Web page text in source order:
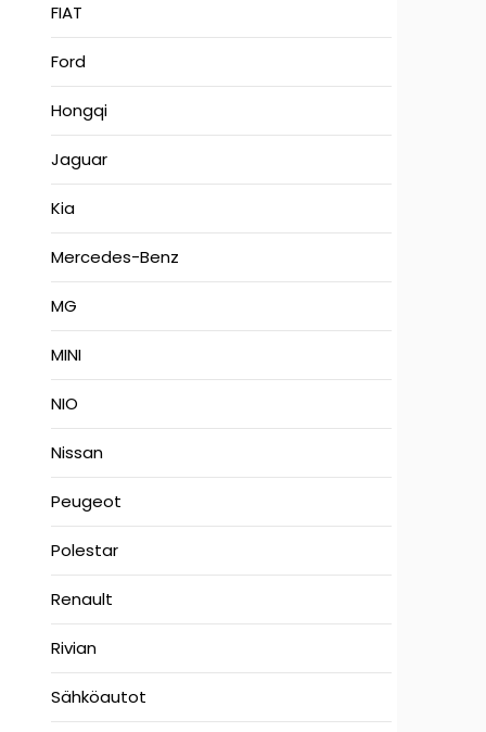
FIAT
Ford
Hongqi
Jaguar
Kia
Mercedes-Benz
MG
MINI
NIO
Nissan
Peugeot
Polestar
Renault
Rivian
Sähköautot